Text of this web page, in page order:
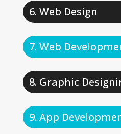
Web Design
Web
Graphic
App